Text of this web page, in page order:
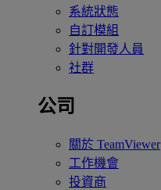
系統狀態
自訂模組
針對開發人員
社群
公司
關於 TeamViewer
工作機會
投資商